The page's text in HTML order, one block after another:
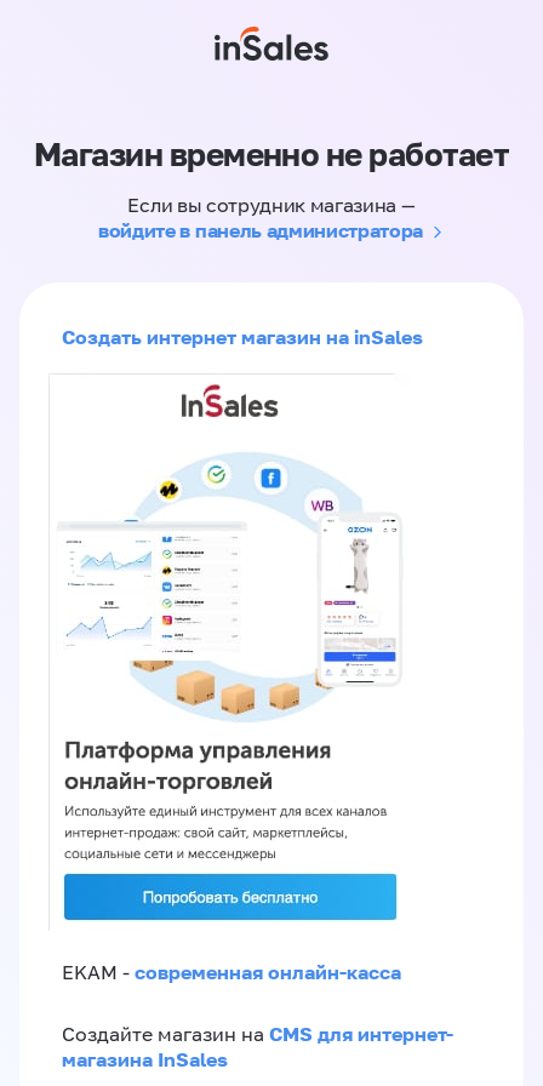
Магазин временно не работает
Если вы сотрудник магазина —
войдите в панель администратора
Создать интернет магазин на inSales
EKAM - современная онлайн-касса
Создайте магазин на CMS для интернет-
магазина InSales